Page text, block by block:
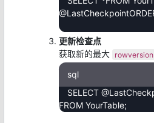
更新检查点
获取新的最大 rowversion
sql
SELECT
FROM YourTable;